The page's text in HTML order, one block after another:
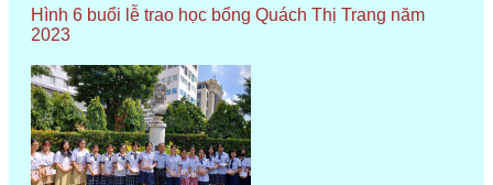
Hình 6 buổi lễ trao học bổng Quách Thị Trang năm
2023